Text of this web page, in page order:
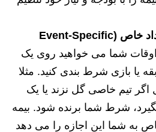
بیمه شرط بندی رویداد خاص (Event-Specific
شما می خواهید روی یک
یا بازی شرط بندی کنید. مثلا
اگر تیم خاصی گل نزند یا یک
شرط شما برنده شود. بیمه
به شما این اجازه را می دهد